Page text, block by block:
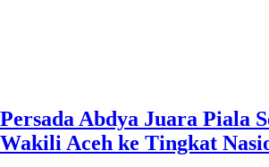
Persada Abdya Juara Piala
Wakili Aceh ke Tingkat